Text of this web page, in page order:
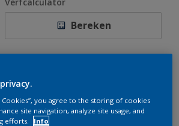
Bereken
de website in de gaten, we werken
Cookies”, you agree to the storing of cookies
site navigation, analyze site usage, and
efforts.
Info